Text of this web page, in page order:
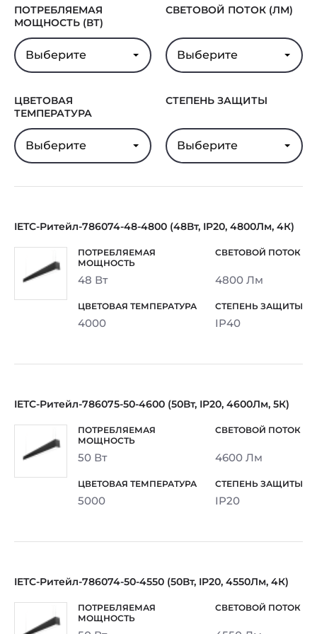
ПОТРЕБЛЯЕМАЯ
МОЩНОСТЬ (ВТ)
Выберите
СВЕТОВОЙ ПОТОК (ЛМ)
Выберите
ЦВЕТОВАЯ
ТЕМПЕРАТУРА
Выберите
СТЕПЕНЬ ЗАЩИТЫ
Выберите
IETC-Ритейл-786074-48-4800 (48Вт, IP20, 4800Лм, 4К)
48 Вт 4800 Лм
4000 IP40
IETC-Ритейл-786075-50-4600 (50Вт, IP20, 4600Лм, 5К)
50 Вт 4600 Лм
5000 IP20
IETC-Ритейл-786074-50-4550 (50Вт, IP20, 4550Лм, 4К)